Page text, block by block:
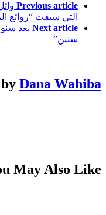
Previous article
التي سبقت “روائع
Next article بعد
سنين”
Dana Wahiba
May Also Like